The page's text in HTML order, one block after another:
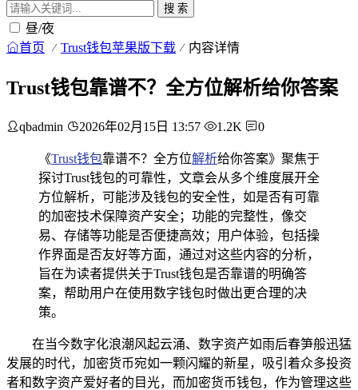
搜 索
昼/夜
首页 Trust钱包苹果版下载 内容详情
Trust钱包靠谱不？全方位解析给你答案
qbadmin 2026年02月15日 13:57 1.2K 0
《Trust钱包靠谱不？全方位解析给你答案》聚焦于
探讨Trust钱包的可靠性，文章会从多个维度展开全
方位解析，可能涉及钱包的安全性，如是否有可靠
的加密技术保障资产安全；功能的完整性，像交
易、存储等功能是否便捷高效；用户体验，包括操
作界面是否友好等方面，通过对这些内容的分析，
旨在为读者提供关于Trust钱包是否靠谱的明确答
案，帮助用户在使用数字钱包时做出更合理的决
策。
在当今数字化浪潮风起云涌、数字资产如雨后春笋般迅猛
发展的时代，加密货币宛如一颗闪耀的新星，吸引着众多投资
者和数字资产爱好者的目光，而加密货币钱包，作为管理这些